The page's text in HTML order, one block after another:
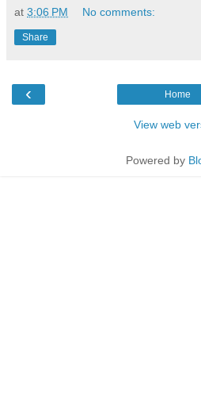
at 3:06 PM No comments:
Share
‹ Home
View web
Powered by